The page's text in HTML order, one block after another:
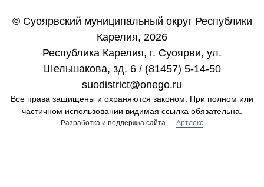
© Суоярвский муниципальный округ Республики
Карелия, 2026
Республика Карелия, г. Cуоярви, ул.
Шельшакова, зд. 6 / (81457) 5-14-50
suodistrict@onego.ru
Все права защищены и охраняются законом. При полном или
частичном использовании видимая ссылка обязательна.
Разработка и поддержка сайта — Артлекс